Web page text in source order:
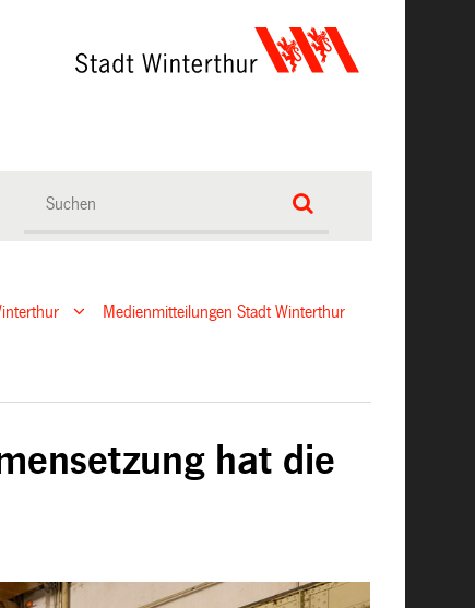
Medienmitteilungen Stadt Winterthur
hat die